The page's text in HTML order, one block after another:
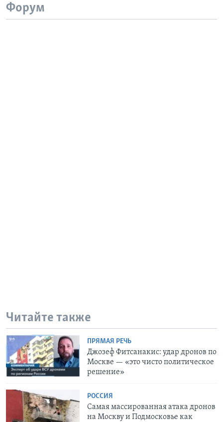
Форум
Читайте также
ПРЯМАЯ РЕЧЬ
Джозеф Фитсанакис: удар дронов по
Москве — «это чисто политическое
решение»
РОССИЯ
Самая массированная атака дронов
на Москву и Подмосковье как